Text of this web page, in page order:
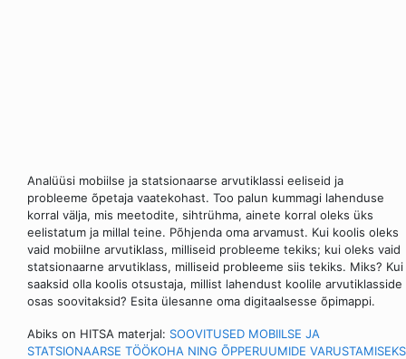
Analüüsi mobiilse ja statsionaarse arvutiklassi eeliseid ja
probleeme õpetaja vaatekohast. Too palun kummagi lahenduse
korral välja, mis meetodite, sihtrühma, ainete korral oleks üks
eelistatum ja millal teine. Põhjenda oma arvamust. Kui koolis oleks
vaid mobiilne arvutiklass, milliseid probleeme tekiks; kui oleks vaid
statsionaarne arvutiklass, milliseid probleeme siis tekiks. Miks? Kui
saaksid olla koolis otsustaja, millist lahendust koolile arvutiklasside
osas soovitaksid? Esita ülesanne oma digitaalsesse õpimappi.
Abiks on HITSA materjal: SOOVITUSED MOBIILSE JA
STATSIONAARSE TÖÖKOHA NING ÕPPERUUMIDE VARUSTAMISEKS